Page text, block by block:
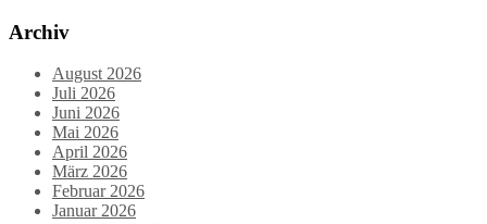
Archiv
August 2026
Juli 2026
Juni 2026
Mai 2026
April 2026
März 2026
Februar 2026
Januar 2026